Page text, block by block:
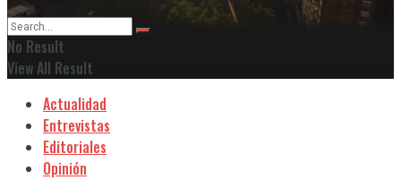
No Result
View All Result
Actualidad
Entrevistas
Editoriales
Opinión